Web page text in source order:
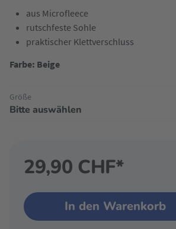
aus Microfleece
rutschfeste Sohle
praktischer Klettverschluss
Farbe: Beige
Größe
Bitte auswählen
29,90 CHF*
In den Warenkorb